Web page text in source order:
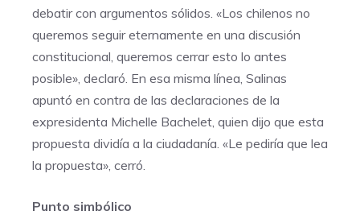
debatir con argumentos sólidos. «Los chilenos no
queremos seguir eternamente en una discusión
constitucional, queremos cerrar esto lo antes
posible», declaró. En esa misma línea, Salinas
apuntó en contra de las declaraciones de la
expresidenta Michelle Bachelet, quien dijo que esta
propuesta dividía a la ciudadanía. «Le pediría que lea
la propuesta», cerró.
Punto simbólico